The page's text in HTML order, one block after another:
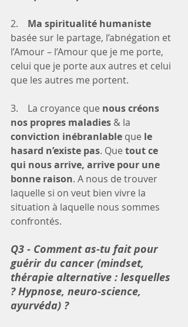
2. Ma spiritualité humaniste
basée sur le partage, l’abnégation et
l’Amour – l’Amour que je me porte,
celui que je porte aux autres et celui
que les autres me portent.
3.    La croyance que nous créons
nos propres maladies & la
conviction inébranlable que le
hasard n’existe pas. Que tout ce
qui nous arrive, arrive pour une
bonne raison. A nous de trouver
laquelle si on veut bien vivre la
situation à laquelle nous sommes
confrontés.
Q3 - Comment as-tu fait pour
guérir du cancer (mindset,
thérapie alternative : lesquelles
? Hypnose, neuro-science,
ayurvéda) ?